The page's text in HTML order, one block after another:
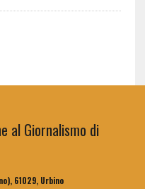
al Giornalismo di
61029, Urbino